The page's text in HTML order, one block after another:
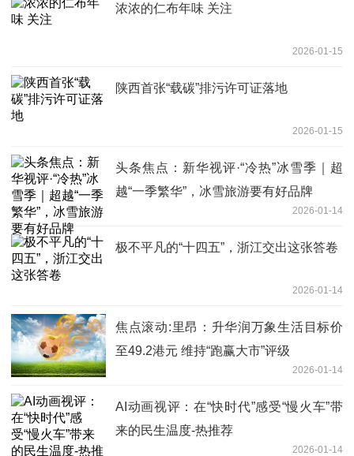
浓浓的仁布年味 关注
2026-01-15
陕西首张“载碳”排污许可证落地
2026-01-15
头条焦点：新华视评·“冷热”冰雪季｜超
越“一季繁华”，冰雪旅游要有好品牌
2026-01-14
极不平凡的“十四五”，浙江交出这张答卷
2026-01-14
焦点滚动:里昂：升华润万象生活目标价
至49.2港元 维持“跑赢大市”评级
2026-01-14
AI动画视评：在“快时代”感受“慢火车”带
来的民生温度-热推荐
2026-01-14